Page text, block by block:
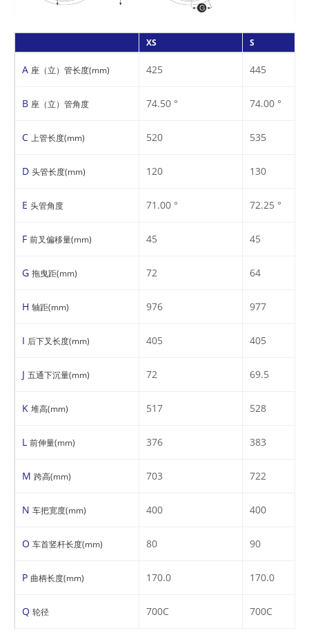
XS S
A 座（立）管长度(mm) 425 445
B 座（立）管角度 74.50 ° 74.00 °
C 上管长度(mm) 520 535
D 头管长度(mm) 120 130
E 头管角度 71.00 ° 72.25 °
F 前叉偏移量(mm) 45 45
G 拖曳距(mm) 72 64
H 轴距(mm) 976 977
I 后下叉长度(mm) 405 405
J 五通下沉量(mm) 72 69.5
K 堆高(mm) 517 528
L 前伸量(mm) 376 383
M 跨高(mm) 703 722
N 车把宽度(mm) 400 400
O 车首竖杆长度(mm) 80 90
P 曲柄长度(mm) 170.0 170.0
Q 轮径 700C 700C